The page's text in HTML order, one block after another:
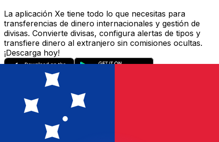
La aplicación Xe tiene todo lo que necesitas para
transferencias de dinero internacionales y gestión de
divisas. Convierte divisas, configura alertas de tipos y
transfiere dinero al extranjero sin comisiones ocultas.
¡Descarga hoy!